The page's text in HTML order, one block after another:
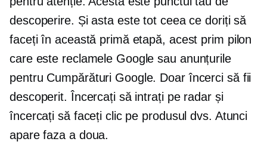
descoperire. Și asta este tot ceea ce doriți să
faceți în această primă etapă, acest prim pilon
care este reclamele Google sau anunțurile
pentru Cumpărături Google. Doar încerci să fii
descoperit. Încercați să intrați pe radar și
încercați să faceți clic pe produsul dvs. Atunci
apare faza a doua.